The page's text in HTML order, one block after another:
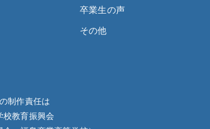
卒業生の声
その他
制作責任は
校教育振興会